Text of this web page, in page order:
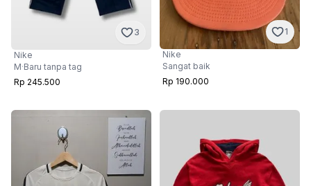
3
Nike
M·Baru tanpa tag
Rp 245.500
1
Nike
Sangat baik
Rp 190.000